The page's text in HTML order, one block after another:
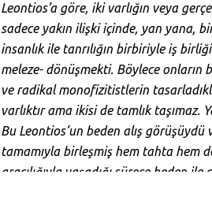
Leontios’a göre, iki varlığın veya
sadece yakın ilişki içinde, yan yana,
insanlık ile tanrılığın birbiriyle iş
meleze- dönüşmekti. Böylece onların
ve radikal monofizitistlerin
varlıktır ama ikisi de tamlık
Bu Leontios’un beden alış
tamamıyla birleşmiş hem tahta hem
aracılığıyla yaşadığı sürece beden